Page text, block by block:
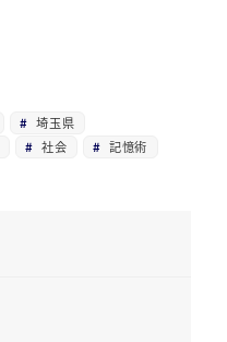
埼玉県
社会
記憶術